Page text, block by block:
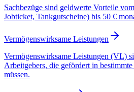
Sachbezüge sind geldwerte Vorteile
Jobticket, Tankgutscheine) bis 50 €
Vermögenswirksame Leistungen
Vermögenswirksame Leistungen (VL)
Arbeitgebers, die gefördert in
müssen.